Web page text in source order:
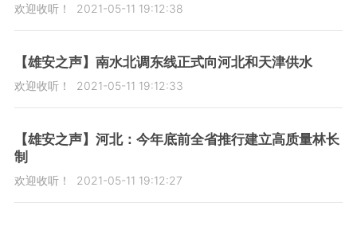
欢迎收听！ 2021-05-11 19:12:38
【雄安之声】南水北调东线正式向河北和天津供水
欢迎收听！ 2021-05-11 19:12:33
【雄安之声】河北：今年底前全省推行建立高质量林长
制
欢迎收听！ 2021-05-11 19:12:27